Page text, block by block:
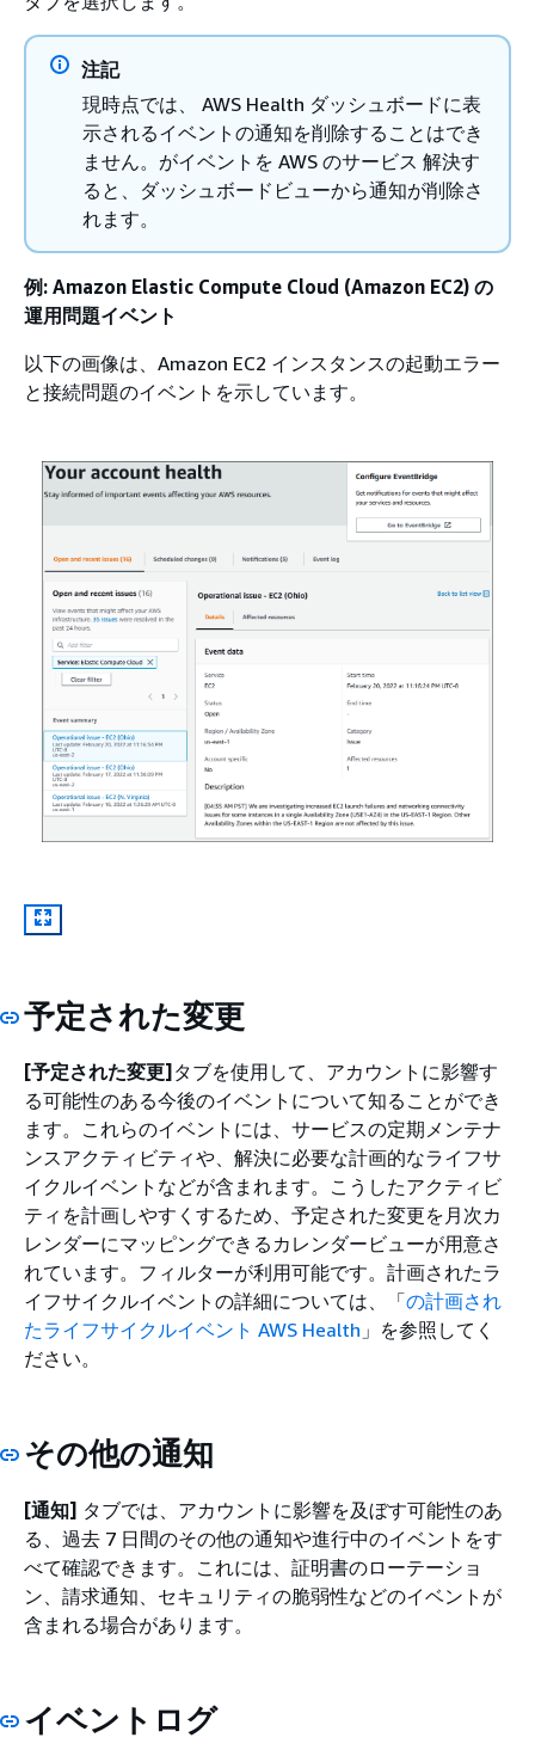
注記
現時点では、 AWS Health ダッシュボードに表
示されるイベントの通知を削除することはでき
ません。がイベントを AWS のサービス 解決す
ると、ダッシュボードビューから通知が削除さ
れます。
例: Amazon Elastic Compute Cloud (Amazon EC2) の
運用問題イベント
以下の画像は、Amazon EC2 インスタンスの起動エラー
と接続問題のイベントを示しています。
予定された変更
[予定された変更] タブを使用して、アカウントに影響す
る可能性のある今後のイベントについて知ることができ
ます。これらのイベントには、サービスの定期メンテナ
ンスアクティビティや、解決に必要な計画的なライフサ
イクルイベントなどが含まれます。こうしたアクティビ
ティを計画しやすくするため、予定された変更を月次カ
レンダーにマッピングできるカレンダービューが用意さ
れています。フィルターが利用可能です。計画されたラ
イフサイクルイベントの詳細については、「の計画され
たライフサイクルイベント AWS Health 」を参照してく
ださい。
その他の通知
[通知] タブでは、アカウントに影響を及ぼす可能性のあ
る、過去 7 日間のその他の通知や進行中のイベントをす
べて確認できます。これには、証明書のローテーショ
ン、請求通知、セキュリティの脆弱性などのイベントが
含まれる場合があります。
イベントログ